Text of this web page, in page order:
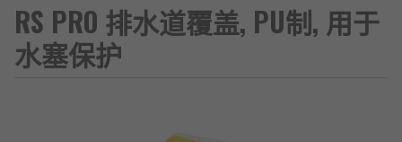
RS PRO 排水道覆盖, PU制, 用于
水塞保护